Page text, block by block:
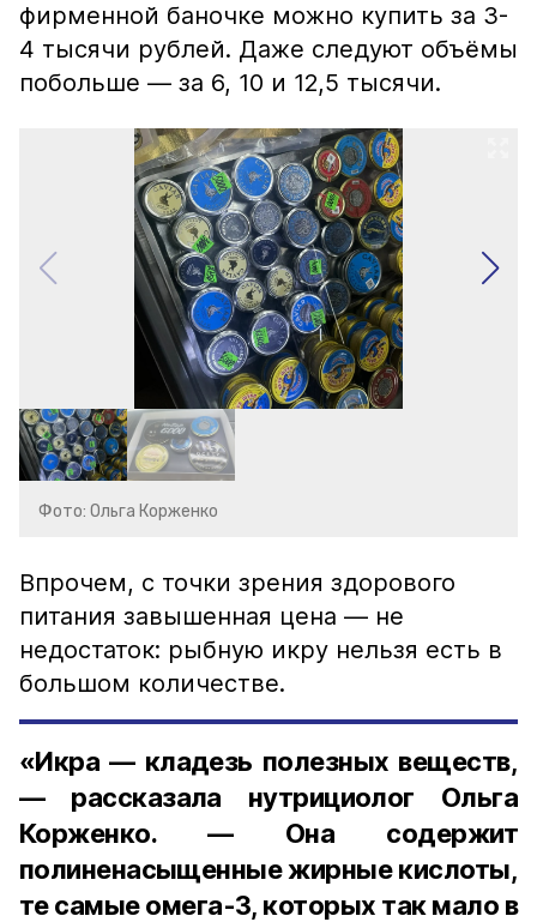
фирменной баночке можно купить за 3-
4 тысячи рублей. Даже следуют объёмы
побольше — за 6, 10 и 12,5 тысячи.
Фото: Ольга Корженко
Впрочем, с точки зрения здорового
питания завышенная цена — не
недостаток: рыбную икру нельзя есть в
большом количестве.
«Икра — кладезь полезных веществ,
— рассказала нутрициолог Ольга
Корженко. — Она содержит
полиненасыщенные жирные кислоты,
те самые омега-3, которых так мало в